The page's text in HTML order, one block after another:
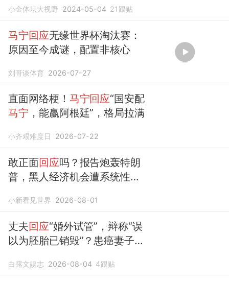
小金体坛大视野 2024-05-04 21 跟贴
马宁回应无缘世界杯淘汰赛：
原因至今成谜，配置非核心
刘哥谈体育 2026-07-27
直面网络梗！ 马宁回应“国安配
马宁 ，能赢阿根廷”，格局拉满
小齐艰难度日 2026-07-22
敢正面回应吗？报告炮轰特朗
普，黑人经济机会遭系统性绞
小新看见世界 2026-08-01
丈夫回应“婚外试管”，辩称“误
以为胚胎已销毁”？患癌妻子怒
白露文娱志 2026-08-04 4跟贴